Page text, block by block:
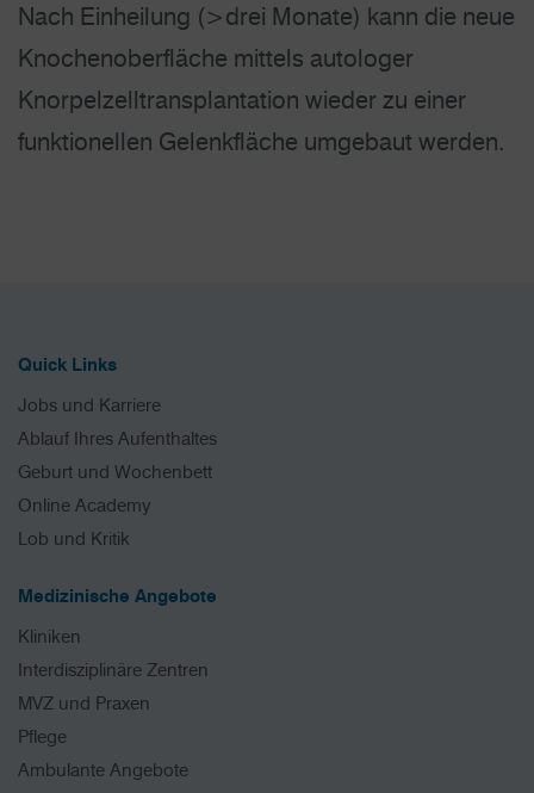
Nach Einheilung (>drei Monate) kann die neue
Knochenoberfläche mittels autologer
Knorpelzelltransplantation wieder zu einer
funktionellen Gelenkfläche umgebaut werden.
Quick Links
Jobs und Karriere
Ablauf Ihres Aufenthaltes
Geburt und Wochenbett
Online Academy
Lob und Kritik
Medizinische Angebote
Kliniken
Interdisziplinäre Zentren
MVZ und Praxen
Pflege
Ambulante Angebote